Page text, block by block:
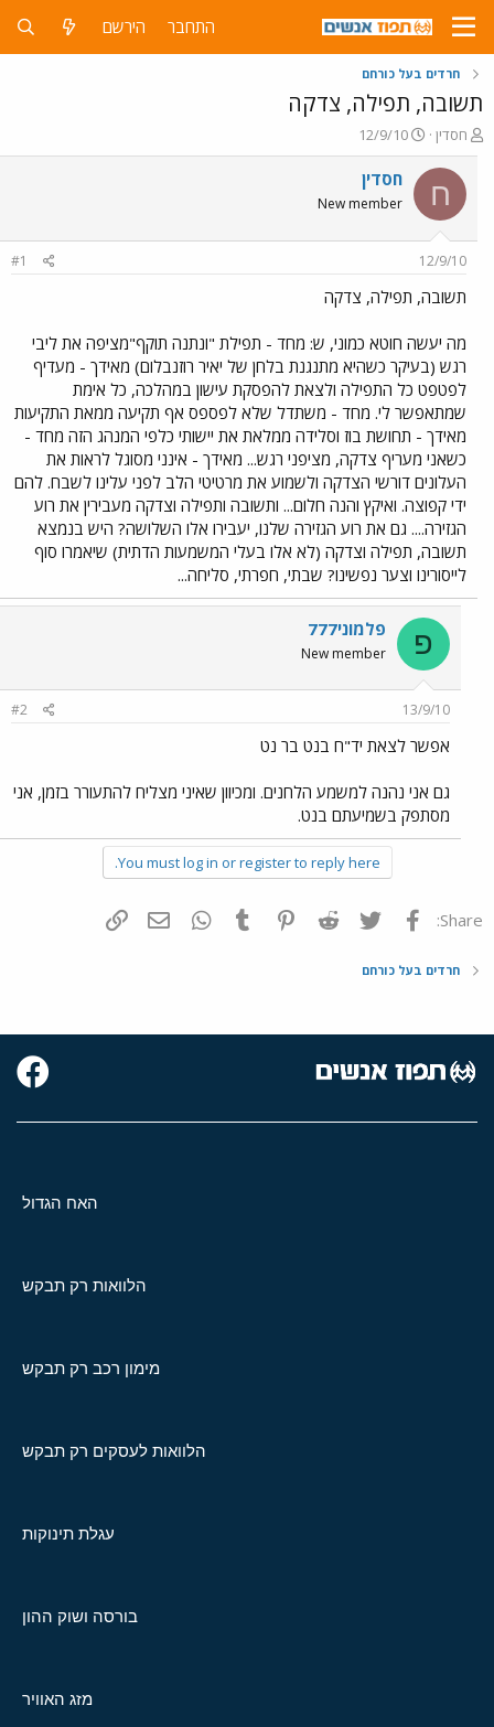
התחבר הירשם
חרדים בעל כורחם
תשובה, תפילה, צדקה
פ
ו
ת
ח
ה
ו
ש
א
חסדין
פ
ו
ר
ר
12/9/10
ח חסדין
New member
12/9/10
#1
תשובה, תפילה, צדקה
מה יעשה חוטא כמוני, ש: מחד - תפילת "ונתנה תוקף"מציפה את ליבי
רגש (בעיקר כשהיא מתנגנת בלחן של יאיר רוזנבלום) מאידך - מעדיף
לפטפט כל התפילה ולצאת להפסקת עישון במהלכה, כל אימת
שמתאפשר לי. מחד - משתדל שלא לפספס אף תקיעה ממאת התקיעות
מאידך - תחושת בוז וסלידה ממלאת את יישותי כלפי המנהג הזה מחד -
כשאני מעריף צדקה, מציפני רגש... מאידך - אינני מסוגל לראות את
העלונים דורשי הצדקה ולשמוע את מרטיטי הלב לפני עלינו לשבח. להם
ידי קפוצה. ואיקץ והנה חלום... ותשובה ותפילה וצדקה מעבירין את רוע
הגזירה.... גם את רוע הגזירה שלנו, יעבירו אלו השלושה? היש בנמצא
תשובה, תפילה וצדקה (לא אלו בעלי המשמעות הדתית) שיאמרו סוף
לייסורינו וצער נפשינו? שבתי, חפרתי, סליחה...
פ פלמוני777
New member
13/9/10
#2
אפשר לצאת יד"ח בנט בר נט
גם אני נהנה למשמע הלחנים. ומכיוון שאיני מצליח להתעורר בזמן, אני
מסתפק בשמיעתם בנט.
You must log in or register to reply here.
Share: פייסבוק Twitter
Reddit
Pinterest
Tumblr
WhatsAppדואר אלקטרוני
חרדים בעל כורחם
האח הגדול
הלוואות רק תבקש
מימון רכב רק תבקש
הלוואות לעסקים רק תבקש
עגלת תינוקות
בורסה ושוק ההון
מזג האוויר